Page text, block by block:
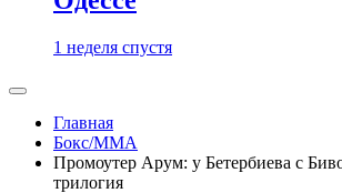
1 неделя спустя
Главная
Бокс/MMA
Промоутер Арум: у Бетербиева с
трилогия